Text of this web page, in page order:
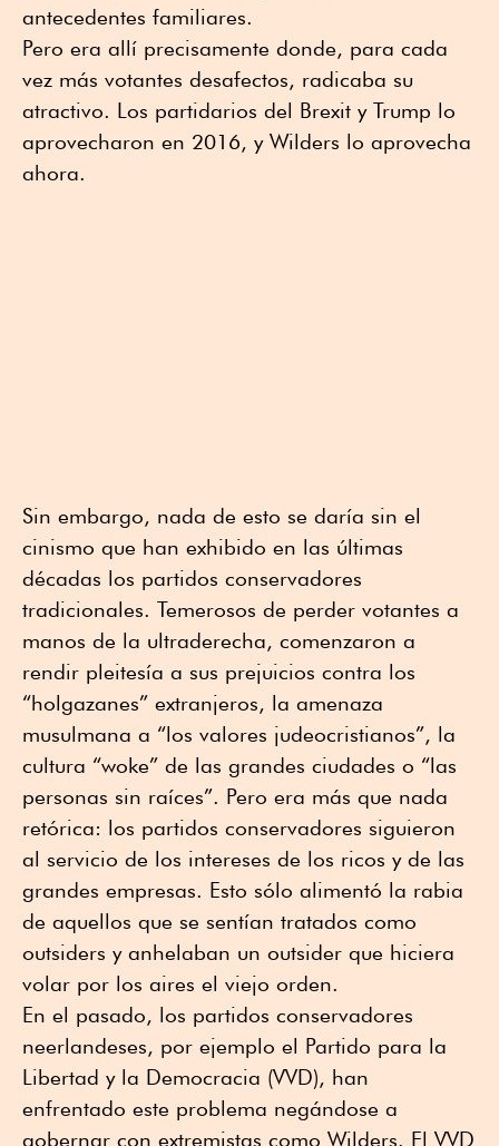
antecedentes familiares.
Pero era allí precisamente donde, para cada
vez más votantes desafectos, radicaba su
atractivo. Los partidarios del Brexit y Trump lo
aprovecharon en 2016, y Wilders lo aprovecha
ahora.
Sin embargo, nada de esto se daría sin el
cinismo que han exhibido en las últimas
décadas los partidos conservadores
tradicionales. Temerosos de perder votantes a
manos de la ultraderecha, comenzaron a
rendir pleitesía a sus prejuicios contra los
“holgazanes” extranjeros, la amenaza
musulmana a “los valores judeocristianos”, la
cultura “woke” de las grandes ciudades o “las
personas sin raíces”. Pero era más que nada
retórica: los partidos conservadores siguieron
al servicio de los intereses de los ricos y de las
grandes empresas. Esto sólo alimentó la rabia
de aquellos que se sentían tratados como
outsiders y anhelaban un outsider que hiciera
volar por los aires el viejo orden.
En el pasado, los partidos conservadores
neerlandeses, por ejemplo el Partido para la
Libertad y la Democracia (VVD), han
enfrentado este problema negándose a
gobernar con extremistas como Wilders. El VVD